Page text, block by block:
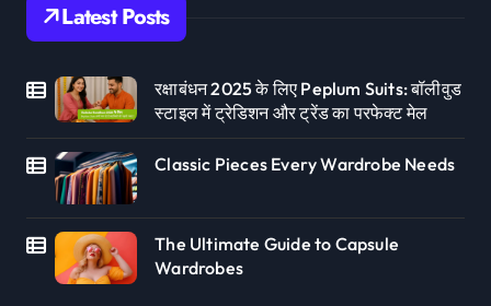
Latest Posts
रक्षाबंधन 2025 के लिए Peplum Suits: बॉलीवुड
स्टाइल में ट्रेडिशन और ट्रेंड का परफेक्ट मेल
Classic Pieces Every Wardrobe Needs
The Ultimate Guide to Capsule
Wardrobes